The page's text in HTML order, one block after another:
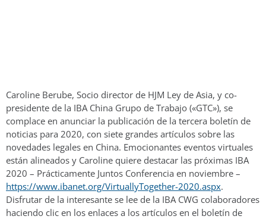
Caroline Berube, Socio director de HJM Ley de Asia, y co-
presidente de la IBA China Grupo de Trabajo («GTC»), se
complace en anunciar la publicación de la tercera boletín de
noticias para 2020, con siete grandes artículos sobre las
novedades legales en China. Emocionantes eventos virtuales
están alineados y Caroline quiere destacar las próximas IBA
2020 – Prácticamente Juntos Conferencia en noviembre –
https://www.ibanet.org/VirtuallyTogether-2020.aspx.
Disfrutar de la interesante se lee de la IBA CWG colaboradores
haciendo clic en los enlaces a los artículos en el boletín de